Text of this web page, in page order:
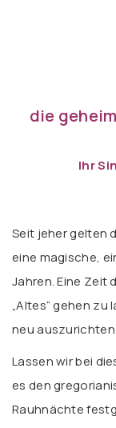
die
Ihr
Seit jeher gelten
eine magische,
Jahren. Eine Zeit
„Altes“ gehen zu
neu auszurichten.
Lassen wir bei
es den
Rauhnächte